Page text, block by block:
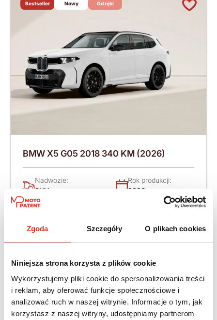
Zgoda Szczegóły O plikach cookies
Niniejsza strona korzysta z plików cookie
Wykorzystujemy pliki cookie do spersonalizowania treści
i reklam, aby oferować funkcje społecznościowe i
analizować ruch w naszej witrynie. Informacje o tym, jak
korzystasz z naszej witryny, udostępniamy partnerom
Bestseller Nowy Od ręki
BMW X5 G05 2018 340 KM (2026)
Nadwozie:
SUV
Rok produkcji:
2026
Napęd:
4x4 stały
Skrzynia:
Automatyczna
Diesel
340
Leasing netto od:
5 155 zł
6 341 zł brutto / msc.
406 029 zł